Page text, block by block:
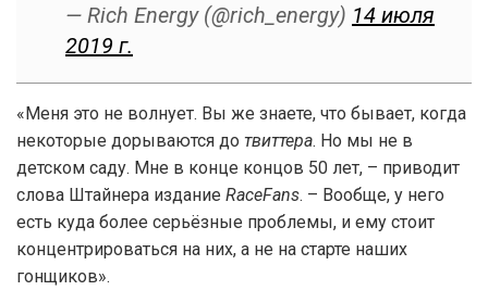
— Rich Energy (@rich_energy) 14 июля
2019 г.
«Меня это не волнует. Вы же знаете, что бывает, когда
некоторые дорываются до твиттера. Но мы не в
детском саду. Мне в конце концов 50 лет, – приводит
слова Штайнера издание RaceFans. – Вообще, у него
есть куда более серьёзные проблемы, и ему стоит
концентрироваться на них, а не на старте наших
гонщиков».